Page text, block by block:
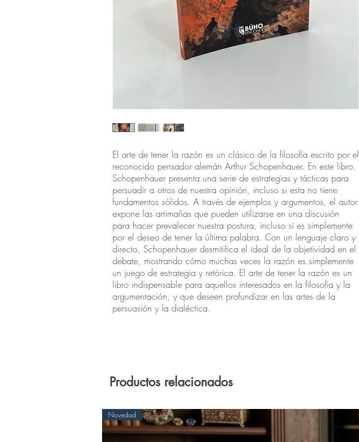
El arte de tener la razón es un clásico de la filosofía escrito por el
reconocido pensador alemán Arthur Schopenhauer. En este libro,
Schopenhauer presenta una serie de estrategias y tácticas para
persuadir a otros de nuestra opinión, incluso si esta no tiene
fundamentos sólidos. A través de ejemplos y argumentos, el autor
expone las artimañas que pueden utilizarse en una discusión
para hacer prevalecer nuestra postura, incluso si es simplemente
por el deseo de tener la última palabra. Con un lenguaje claro y
directo, Schopenhauer desmitifica el ideal de la objetividad en el
debate, mostrando cómo muchas veces la razón es simplemente
un juego de estrategia y retórica. El arte de tener la razón es un
libro indispensable para aquellos interesados en la filosofía y la
argumentación, y que deseen profundizar en las artes de la
persuasión y la dialéctica.
Productos relacionados
Novedad